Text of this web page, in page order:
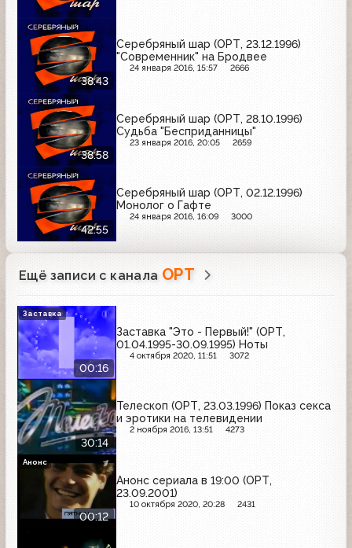
38:43
Серебряный шар (ОРТ, 23.12.1996)
"Современник" на Бродвее
24 января 2016, 15:57 2666
38:58
Серебряный шар (ОРТ, 28.10.1996)
Судьба "Бесприданницы"
23 января 2016, 20:05 2659
42:55
Серебряный шар (ОРТ, 02.12.1996)
Монолог о Гафте
24 января 2016, 16:09 3000
Ещё записи с канала ОРТ
00:16
Заставка "Это - Первый!" (ОРТ,
01.04.1995-30.09.1995) Ноты
4 октября 2020, 11:51 3072
Заставка
30:14
Телескоп (ОРТ, 23.03.1996) Показ секса
и эротики на телевидении
2 ноября 2016, 13:51 4273
00:12
Анонс сериала в 19:00 (ОРТ,
23.09.2001)
10 октября 2020, 20:28 2431
Анонс